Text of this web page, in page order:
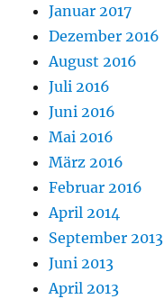
Januar 2017
Dezember 2016
August 2016
Juli 2016
Juni 2016
Mai 2016
März 2016
Februar 2016
April 2014
September 2013
Juni 2013
April 2013